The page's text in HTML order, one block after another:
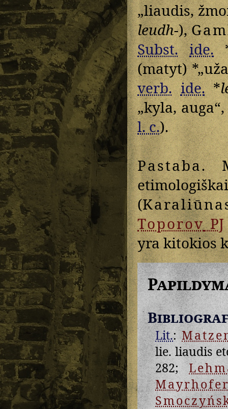
„liaudis,
leudh-),
Subst. ide.
(matyt)
verb. ide.*
„kyla,
l. c.).
Pastaba.
(
ToporovPJ
yra kitokios
Lit.:
lie. liaudis
282;